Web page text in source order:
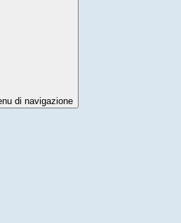
di navigazione